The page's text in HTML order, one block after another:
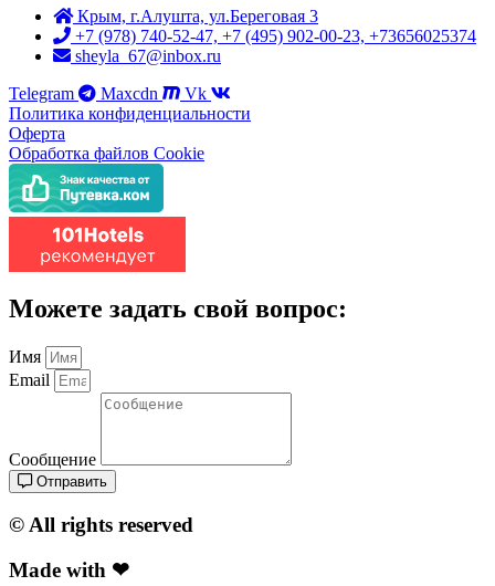
Крым, г.Алушта, ул.Береговая 3
+7 (978) 740-52-47, +7 (495) 902-00-23, +73656025374
sheyla_67@inbox.ru
Telegram
Maxcdn
Vk
Политика конфиденциальности
Оферта
Обработка файлов Cookie
Можете задать свой вопрос:
Имя
Email
Сообщение
Отправить
© All rights reserved
Made with ❤